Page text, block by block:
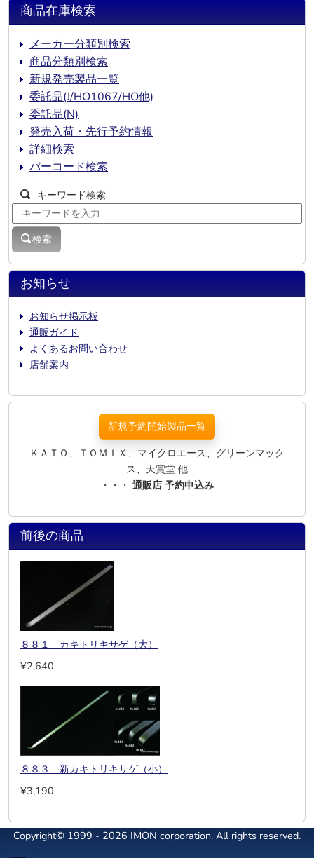
お知らせ
お知らせ掲示板
通販ガイド
よくあるお問い合わせ
店舗案内
商品在庫検索
メーカー分類別検索
商品分類別検索
新規発売製品一覧
委託品(J/HO1067/HO他)
委託品(N)
発売入荷・先行予約情報
詳細検索
バーコード検索
キーワード検索
検索
新規予約開始製品一覧
ＫＡＴＯ、ＴＯＭＩＸ、マイクロエース、グリーンマック
ス、天賞堂 他
・・・ 通販店 予約申込み
前後の商品
８８１ カキトリキサゲ（大）
¥2,640
８８３ 新カキトリキサゲ（小）
¥3,190
Copyright© 1999 - 2026 IMON corporation. All rights reserved.